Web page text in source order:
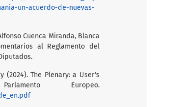
un-acuerdo-de-nuevas-
Cuenca Miranda, Blanca
al Reglamento del
(2024). The Plenary: a User's
Europeo.